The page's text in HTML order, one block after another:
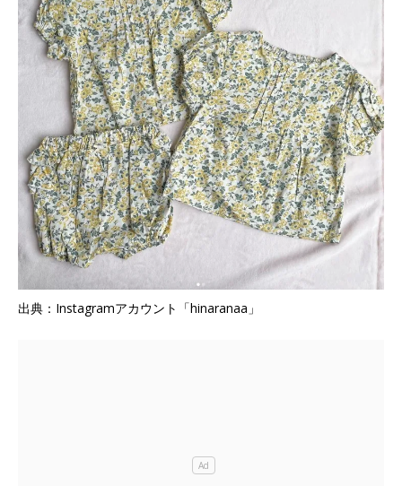
出典：Instagramアカウント「hinaranaa」